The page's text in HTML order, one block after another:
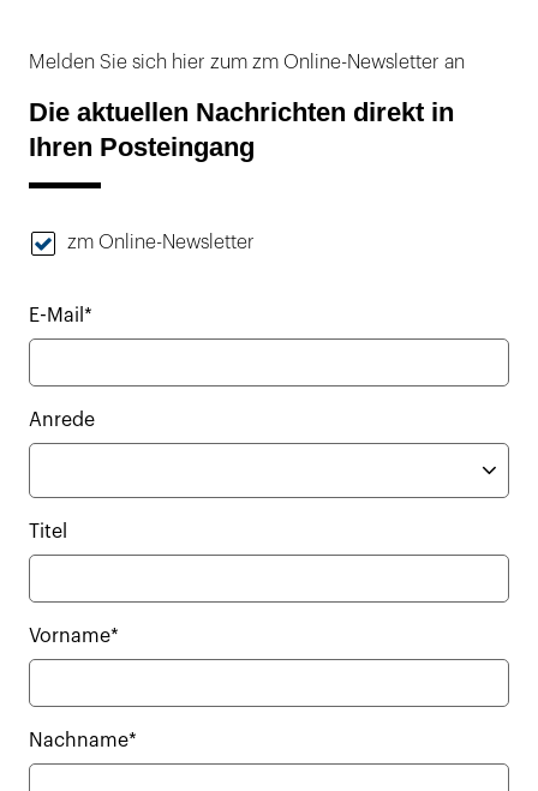
Melden Sie sich hier zum zm Online-Newsletter an
Die aktuellen Nachrichten direkt in
Ihren Posteingang
zm Online-Newsletter
E-Mail*
Anrede
Titel
Vorname*
Nachname*